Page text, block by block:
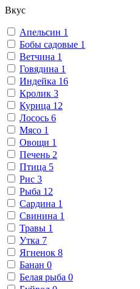
Вкус
Апельсин 1
Бобы садовые 1
Ветчина 1
Говядина 1
Индейка 16
Кролик 3
Курица 12
Лосось 6
Мясо 1
Овощи 1
Печень 2
Птица 5
Рис 3
Рыба 12
Сардина 1
Свинина 1
Травы 1
Утка 7
Ягненок 8
Банан 0
Белая рыба 0